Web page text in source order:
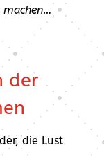
machen…
der
die Lust